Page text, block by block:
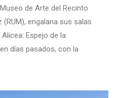
de Arte del Recinto
engalana sus salas
Espejo de la
días pasados, con la